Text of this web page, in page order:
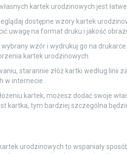
kartek urodzinowych jest
dostępne wzory kartek
uwagę na format druku i jakość
wzór i wydrukuj go na
kartek urodzinowych.
starannie złóż kartki według
w internecie.
kartek, możesz dodać swoje
kartka, tym bardziej szczególna
urodzinowych to wspaniały